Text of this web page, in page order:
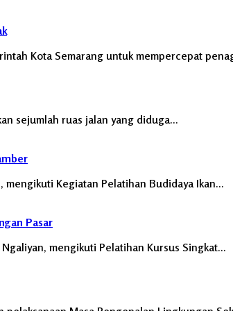
Kota Semarang untuk mempercepat
sejumlah ruas jalan yang diduga…
mengikuti Kegiatan Pelatihan Budidaya Ikan…
Pasar
mengikuti Pelatihan Kursus Singkat…